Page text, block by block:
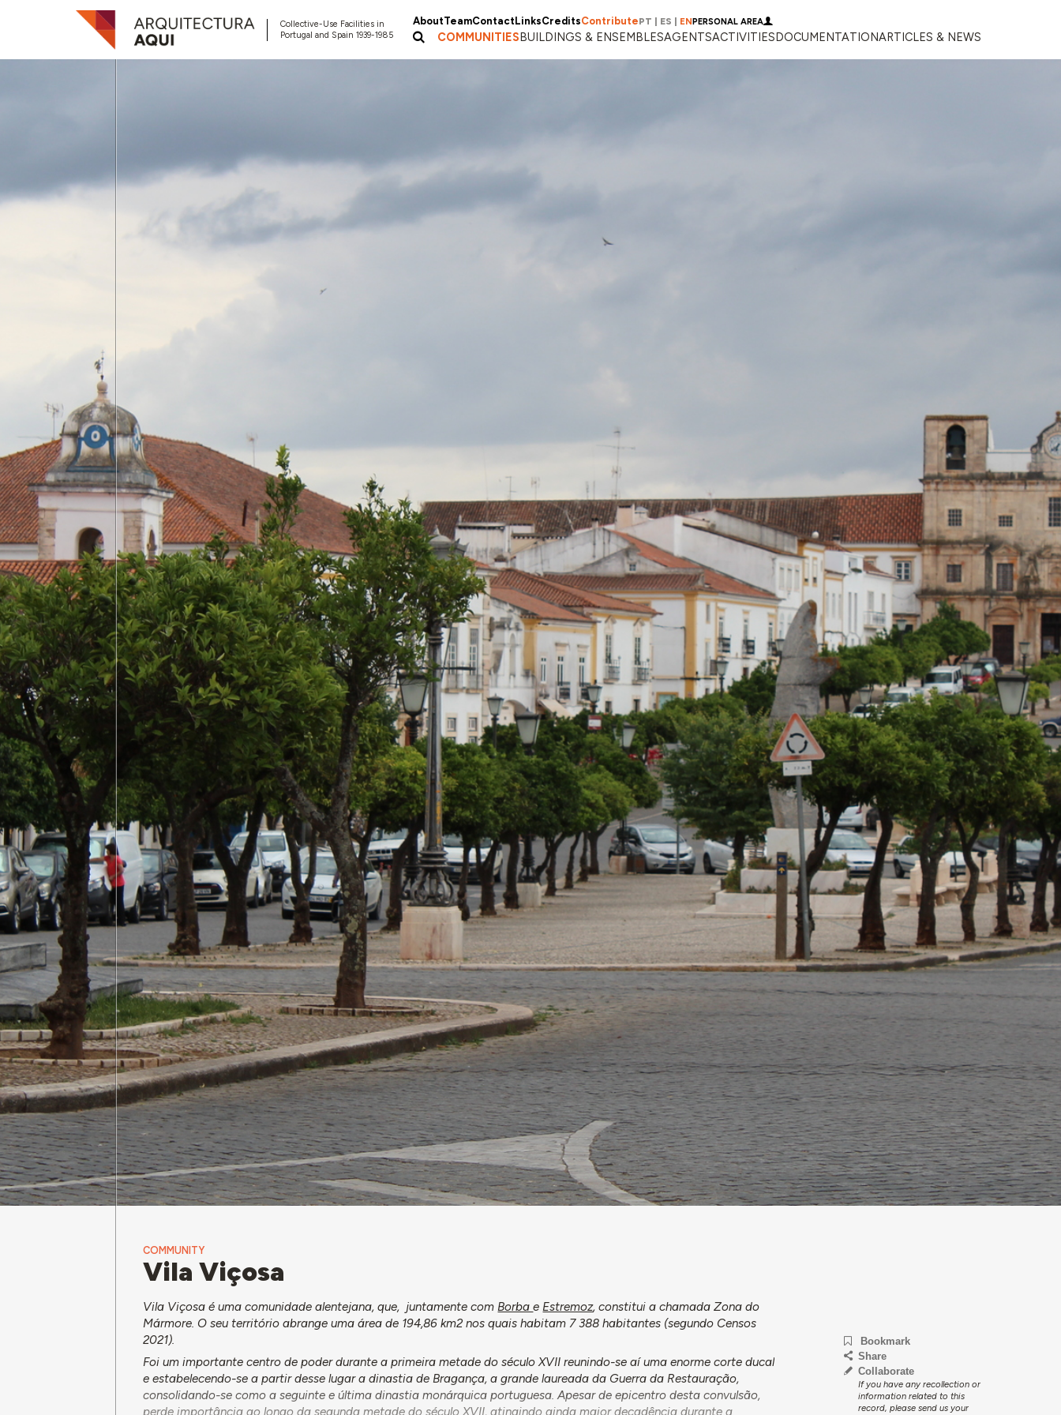
Collective-Use Facilities in
Portugal and Spain 1939-1985
AboutTeamContactLinksCreditsContributePT ES ENPERSONAL AREA
COMMUNITIESBUILDINGS & ENSEMBLESAGENTSACTIVITIESDOCUMENTATIONARTICLES & NEWS
COMMUNITY
Vila Viçosa
Vila Viçosa é uma comunidade alentejana, que, juntamente comBorbaeEstremoz, constitui a chamada Zona do
Mármore. O seu território abrange uma área de 194,86 km2 nos quais habitam 7 388 habitantes (segundo Censos
2021).
Foi um importante centro de poder durante a primeira metade do século XVII reunindo-se aí uma enorme corte ducal
e estabelecendo-se a partir desse lugar a dinastia de Bragança, a grande laureada da Guerra da Restauração,
consolidando-se como a seguinte e última dinastia monárquica portuguesa. Apesar de epicentro desta convulsão,
perde importância ao longo da segunda metade do século XVII, atingindo ainda maior decadência durante a
Bookmark
Share
Collaborate
If you have any recollection or
information related to this
record, please send us your